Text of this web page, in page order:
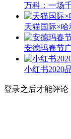
万科：一场
天猫国际×
安德玛春节
小红书2020
登录之后才能评论